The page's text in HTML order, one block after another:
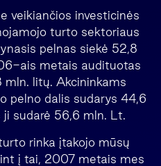
veikiančios investicinės
turto sektoriaus
pelnas siekė 52,8
ais metais audituotas
mln. litų. Akcininkams
pelno dalis sudarys 44,6
sudarė 56,6 mln. Lt.
rinka įtakojo mūsų
į tai, 2007 metais mes